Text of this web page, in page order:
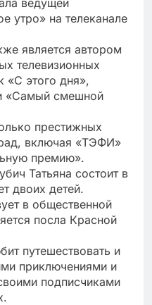
утро» на телеканале
является автором
телевизионных
«С этого дня»,
«Самый смешной
престижных
включая «ТЭФИ»
премию».
Татьяна состоит в
двоих детей.
в общественной
посла Красной
путешествовать и
приключениями и
подписчиками